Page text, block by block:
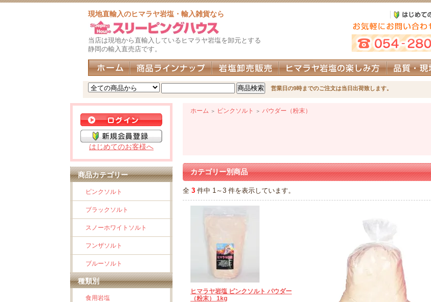
現地直輸入のヒマラヤ岩塩・輸入雑貨なら
当店は現地から直輸入しているヒマラヤ岩塩を卸元とする
静岡の輸入直売店です。
営業日の9時までのご注文は当日出荷致します。
はじめてのお客様へ
商品カテゴリー
ピンクソルト
ブラックソルト
スノーホワイトソルト
フンザソルト
ブルーソルト
種類別
食用岩塩
ホーム ＞ ピンクソルト ＞ パウダー（粉末）
カテゴリー別商品
全 3 件中 1～3 件を表示しています。
ヒマラヤ岩塩 ピンクソルト パウダー
（粉末） 1kg